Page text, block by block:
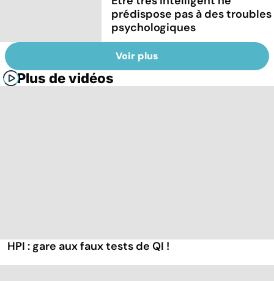
prédispose pas à des troubles
psychologiques
Voir plus
Plus de vidéos
HPI : gare aux faux tests de QI !